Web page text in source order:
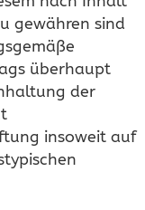
gewähren sind
überhaupt
der
insoweit auf